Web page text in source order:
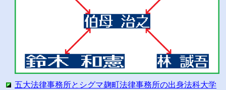
五大法律事務所とシグマ麹町法律事務所の出身法科大学